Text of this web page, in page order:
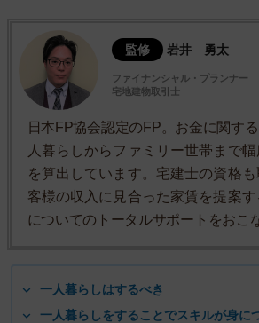
監修 岩井 勇太
ファイナンシャル・プランナー
宅地建物取引士
日本FP協会認定のFP。お金に関す
人暮らしからファミリー世帯まで
を算出しています。宅建士の資格
客様の収入に見合った家賃を提案
についてのトータルサポートをおこ
一人暮らしはするべき
一人暮らしをすることでスキルが身に